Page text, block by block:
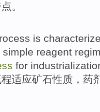
。
is
simple reagent
for
适应矿石性质 ， 药